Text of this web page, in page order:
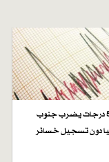
زلزال بقوة 5 درجات يضرب جنوب
دون تسجيل خسائر